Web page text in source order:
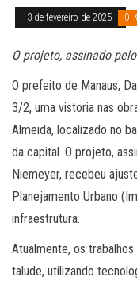
3 de fevereiro de 2025 0
O projeto, assinado
O prefeito de Manaus,
3/2, uma vistoria nas
Almeida, localizado no
da capital. O projeto,
Niemeyer, recebeu
Planejamento Urbano
infraestrutura.
Atualmente, os
talude, utilizando